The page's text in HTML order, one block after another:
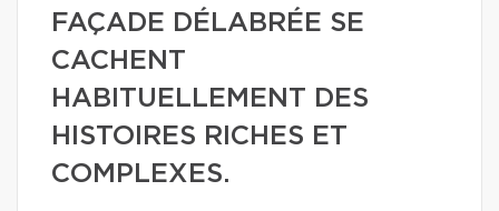
FAÇADE DÉLABRÉE SE
CACHENT
HABITUELLEMENT DES
HISTOIRES RICHES ET
COMPLEXES.